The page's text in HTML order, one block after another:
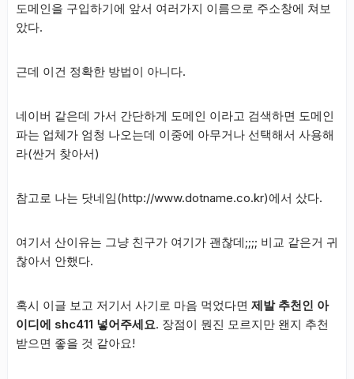
도메인을 구입하기에 앞서 여러가지 이름으로 주소창에 쳐보
았다.
근데 이건 정확한 방법이 아니다.
네이버 같은데 가서 간단하게 도메인 이라고 검색하면 도메인
파는 업체가 엄청 나오는데 이중에 아무거나 선택해서 사용해
라(싼거 찾아서)
참고로 나는 닷네임(http://www.dotname.co.kr)에서 샀다.
여기서 산이유는 그냥 친구가 여기가 괜찮데;;;; 비교 같은거 귀
찮아서 안했다.
혹시 이글 보고 저기서 사기로 마음 먹었다면 제발 추천인 아
이디에 shc411 넣어주세요. 장점이 뭔진 모르지만 왠지 추천
받으면 좋을 것 같아요!